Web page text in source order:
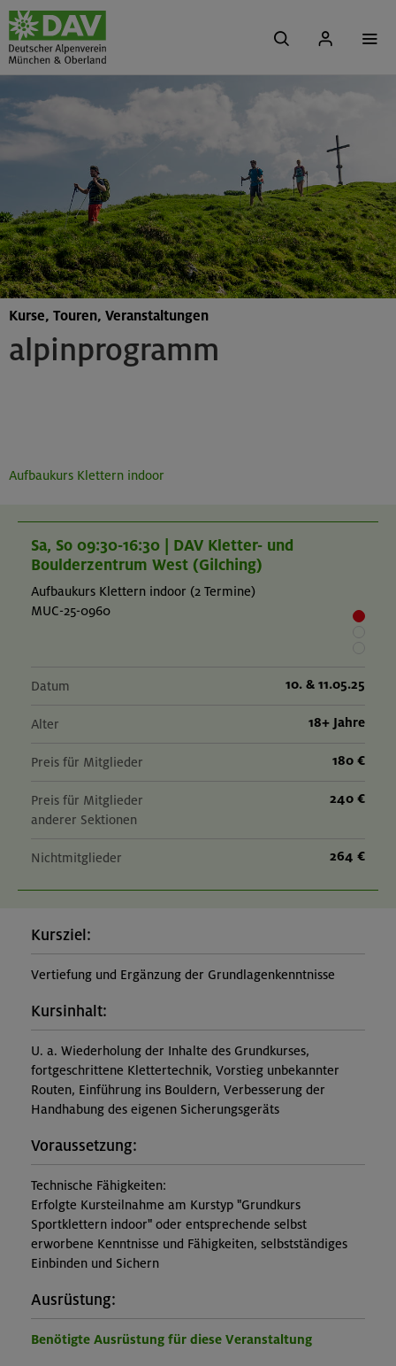
alpinprogramm
Kurse, Touren, Veranstaltungen
Aufbaukurs Klettern indoor
Sa, So 09:30-16:30 | DAV Kletter- und
Boulderzentrum West (Gilching)
Aufbaukurs Klettern indoor (2 Termine)
MUC-25-0960
Datum 10. & 11.05.25
Alter 18+ Jahre
Preis für Mitglieder 180 €
Preis für Mitglieder
anderer Sektionen
240 €
Nichtmitglieder 264 €
Kursziel:
Vertiefung und Ergänzung der Grundlagenkenntnisse
Kursinhalt:
U. a. Wiederholung der Inhalte des Grundkurses,
fortgeschrittene Klettertechnik, Vorstieg unbekannter
Routen, Einführung ins Bouldern, Verbesserung der
Handhabung des eigenen Sicherungsgeräts
Voraussetzung:
Technische Fähigkeiten:
Erfolgte Kursteilnahme am Kurstyp "Grundkurs
Sportklettern indoor" oder entsprechende selbst
erworbene Kenntnisse und Fähigkeiten, selbstständiges
Einbinden und Sichern
Ausrüstung:
Benötigte Ausrüstung für diese Veranstaltung